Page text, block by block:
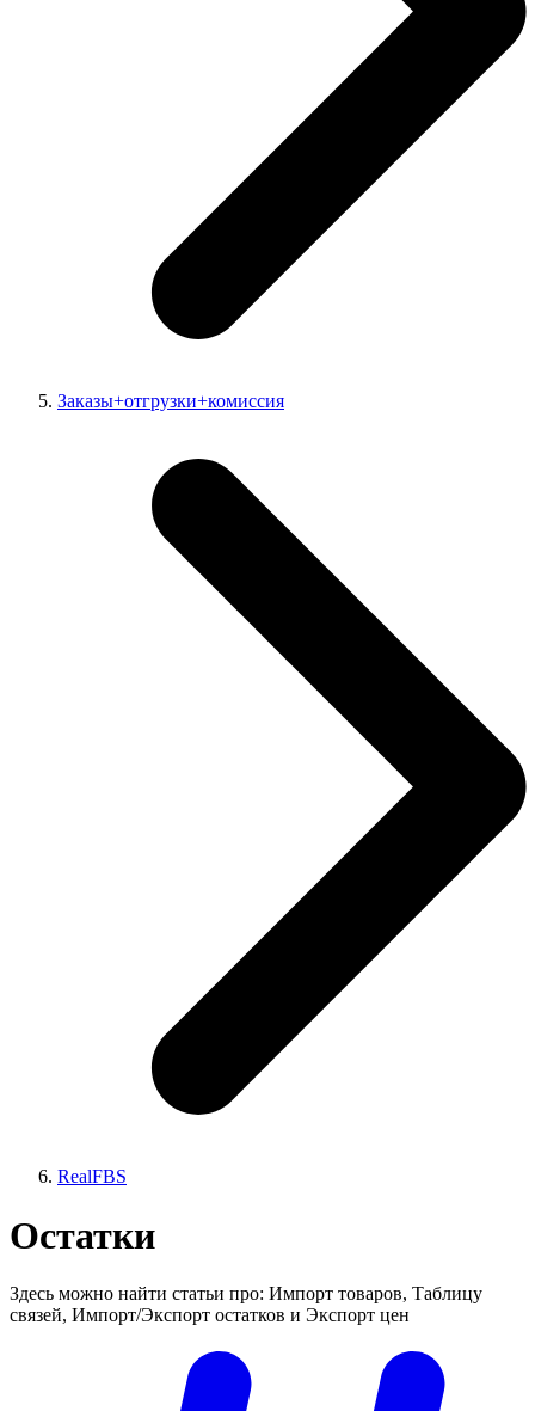
Заказы+отгрузки+комиссия
RealFBS
Остатки
Здесь можно найти статьи про: Импорт товаров, Таблицу
связей, Импорт/Экспорт остатков и Экспорт цен